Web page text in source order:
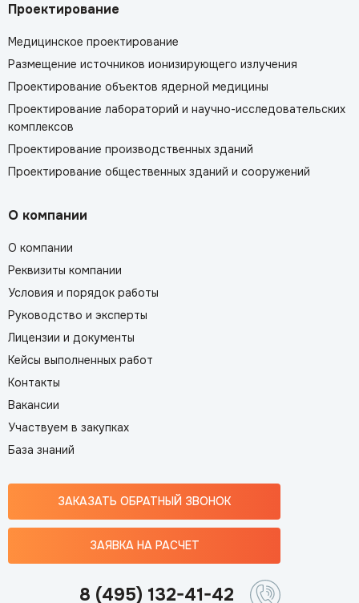
Проектирование
Медицинское проектирование
Размещение источников ионизирующего излучения
Проектирование объектов ядерной медицины
Проектирование лабораторий и научно-исследовательских
комплексов
Проектирование производственных зданий
Проектирование общественных зданий и сооружений
О компании
О компании
Реквизиты компании
Условия и порядок работы
Руководство и эксперты
Лицензии и документы
Кейсы выполненных работ
Контакты
Вакансии
Участвуем в закупках
База знаний
ЗАКАЗАТЬ ОБРАТНЫЙ ЗВОНОК
ЗАЯВКА НА РАСЧЕТ
8 (495) 132-41-42